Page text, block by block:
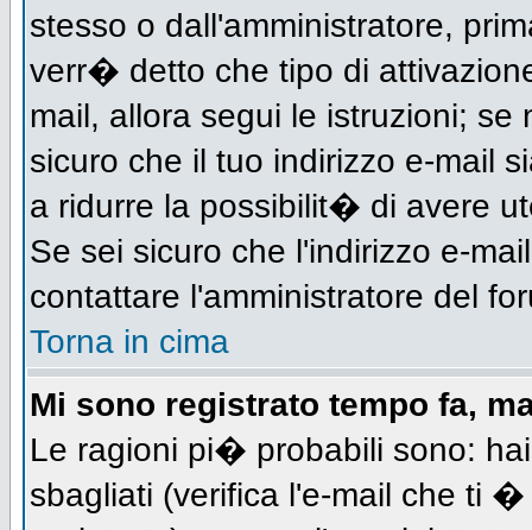
stesso o dall'amministratore,
verr� detto che tipo di
mail, allora segui le istruzioni;
sicuro che il tuo indirizzo e-mail
a ridurre la possibilit� di avere
Se sei sicuro che l'indirizzo e-
contattare l'amministratore del
Torna in cima
Mi sono registrato tempo fa,
Le ragioni pi� probabili sono:
sbagliati (verifica l'e-mail che ti